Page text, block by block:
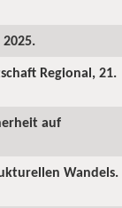
Regional, 21.
auf
Wandels.